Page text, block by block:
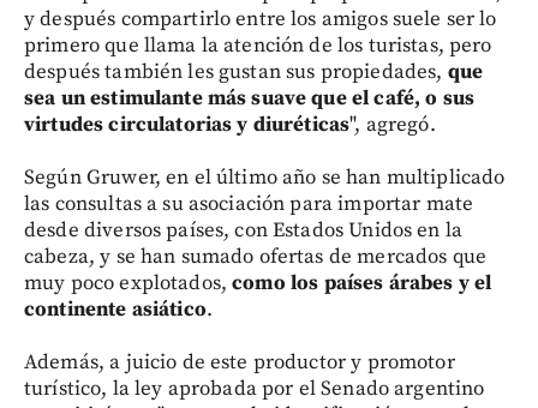
y después compartirlo entre los amigos suele ser lo
primero que llama la atención de los turistas, pero
después también les gustan sus propiedades, que
sea un estimulante más suave que el café, o sus
virtudes circulatorias y diuréticas", agregó.
Según Gruwer, en el último año se han multiplicado
las consultas a su asociación para importar mate
desde diversos países, con Estados Unidos en la
cabeza, y se han sumado ofertas de mercados que
muy poco explotados,como los países árabes y el
continente asiático.
Además, a juicio de este productor y promotor
turístico, la ley aprobada por el Senado argentino